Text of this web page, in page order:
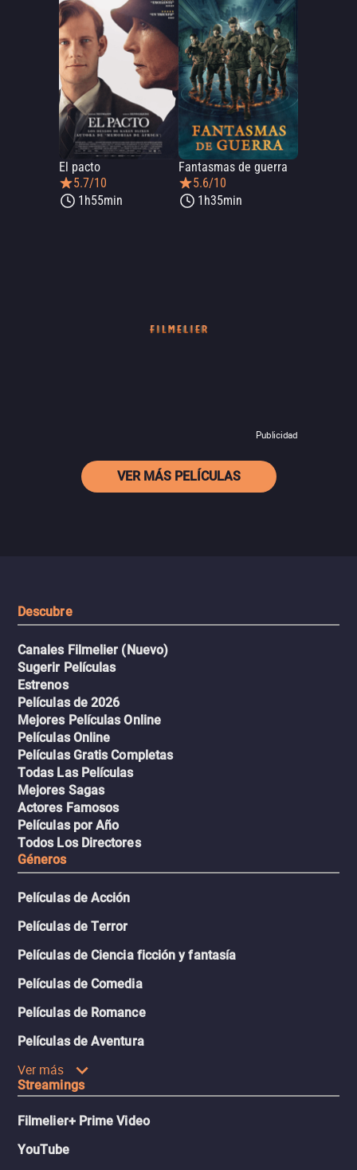
El pacto
5.7/10
1h55min
Fantasmas de guerra
5.6/10
1h35min
Publicidad
VER MÁS PELÍCULAS
Descubre
Canales Filmelier (Nuevo)
Sugerir Películas
Estrenos
Películas de 2026
Mejores Películas Online
Películas Online
Películas Gratis Completas
Todas Las Películas
Mejores Sagas
Actores Famosos
Películas por Año
Todos Los Directores
Géneros
Películas de Acción
Películas de Terror
Películas de Ciencia ficción y fantasía
Películas de Comedia
Películas de Romance
Películas de Aventura
Ver más
Streamings
Filmelier+ Prime Video
YouTube